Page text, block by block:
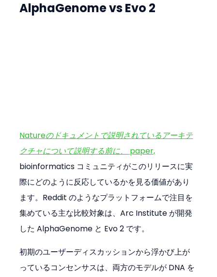
AlphaGenome vs Evo 2
Natureのドキュメントで説明されているアーキテ
クチャについて説明する前に、
paper,
bioinformatics コミュニティがこのリリースに実
際にどのように反応しているかを見る価値があり
ます。Reddit のようなプラットフォームで注目を
集めている主な比較対象は、Arc Institute が開発
した AlphaGenome と Evo 2 です。
初期のユーザーディスカッションから浮かび上が
っているコンセンサスは、両方のモデルが DNA を